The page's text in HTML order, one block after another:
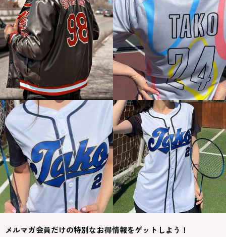
メルマガ会員だけの特別なお得情報をゲットしよう！